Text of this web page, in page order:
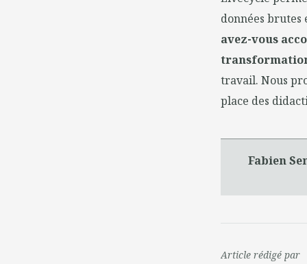
données
avez-vous
travail. Nous
place des
Fabien
Article rédigé par